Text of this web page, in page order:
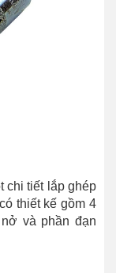
chi tiết lắp ghép
thiết kế gồm 4
và phần đạn